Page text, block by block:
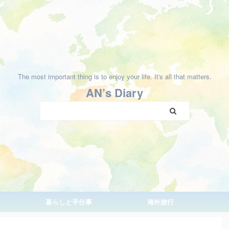
The most important thing is to enjoy your life. It's all that matters.
AN’s Diary
暮らしと手仕事 海外旅行